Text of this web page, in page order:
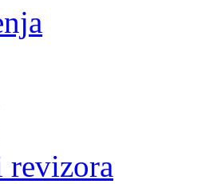
revizora